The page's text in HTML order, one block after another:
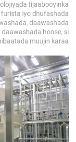
tijaabooyinka
iyo dhufashada
daawashada
hoose, si
muujin karaa.